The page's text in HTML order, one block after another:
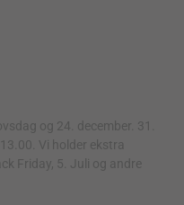
og 24. december. 31.
Vi holder ekstra
Friday, 5. Juli og andre